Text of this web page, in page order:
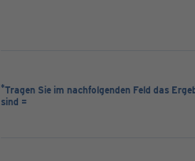
*Tragen Sie im nachfolgenden Feld das
sind =